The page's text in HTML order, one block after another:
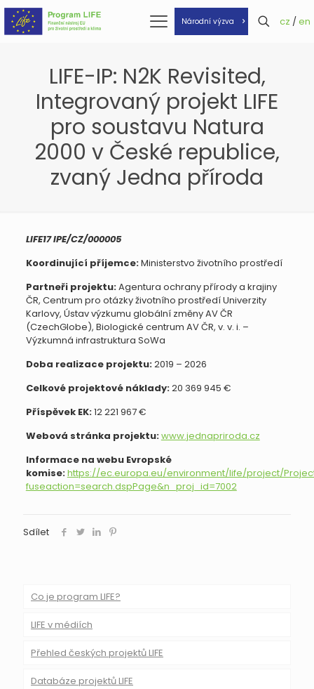
Národní výzva cz / en
LIFE-IP: N2K Revisited,
Integrovaný projekt LIFE
pro soustavu Natura
2000 v České republice,
zvaný Jedna příroda
LIFE17 IPE/CZ/000005
Koordinující příjemce:Ministerstvo životního prostředí
Partneři projektu:Agentura ochrany přírody a krajiny
ČR, Centrum pro otázky životního prostředí Univerzity
Karlovy, Ústav výzkumu globální změny AV ČR
(CzechGlobe), Biologické centrum AV ČR, v. v. i. –
Výzkumná infrastruktura SoWa
Doba realizace projektu:2019 – 2026
Celkové projektové náklady:20 369 945 €
Příspěvek EK:12 221 967 €
Webová stránka projektu:www.jednapriroda.cz
Informace na webu Evropské
komise:https://ec.europa.eu/environment/life/project/
fuseaction=search.dspPage&n_proj_id=7002
Sdílet
Co je program LIFE?
LIFE v médiích
Přehled českých projektů LIFE
Databáze projektů LIFE